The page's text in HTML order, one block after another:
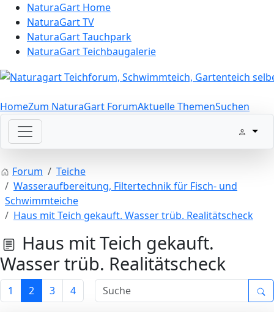
NaturaGart Home
NaturaGart TV
NaturaGart Tauchpark
NaturaGart Teichbaugalerie
HomeZum NaturaGart ForumAktuelle ThemenSuchen
Forum
Teiche
Wasseraufbereitung, Filtertechnik für Fisch- und
Schwimmteiche
Haus mit Teich gekauft. Wasser trüb. Realitätscheck
Haus mit Teich gekauft.
Wasser trüb. Realitätscheck
1 2 3 4